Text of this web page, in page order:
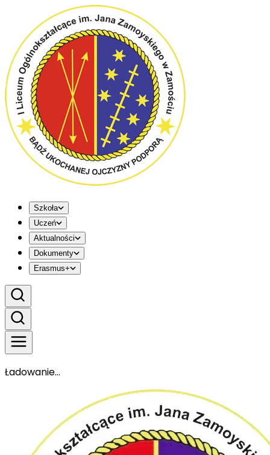
Szkoła
Uczeń
Aktualności
Dokumenty
Erasmus+
Ładowanie...